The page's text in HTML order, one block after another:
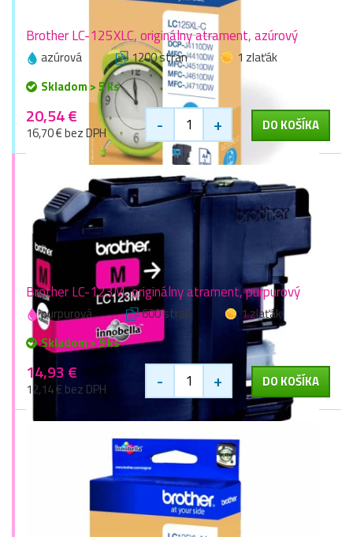
Brother LC-125XLC, originálny atrament, azúrový
azúrová 1200 stran
1 zlaťák
Skladom > 5 ks
20,54 €
16,70 € bez DPH - + DO KOŠÍKA
Brother LC-123M, originálny atrament, purpurový
purpurová 600 stran
1 zlaťák
Skladom > 9 ks
14,93 €
12,14 € bez DPH - + DO KOŠÍKA